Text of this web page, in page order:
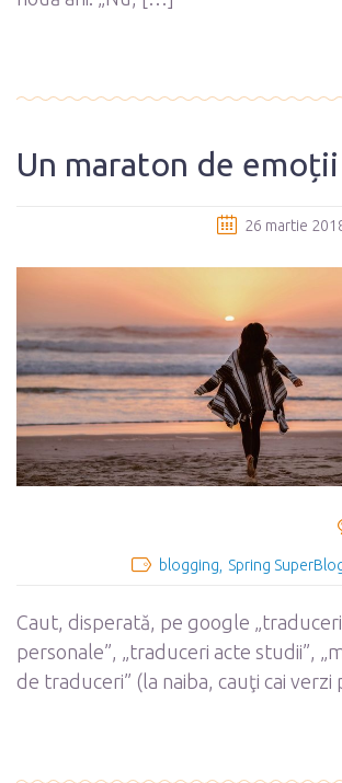
Un maraton de emoții
26 martie
blogging Spring
Caut, disperată, pe google
personale”, „traduceri acte studii”,
de traduceri” (la naiba, cauţi cai